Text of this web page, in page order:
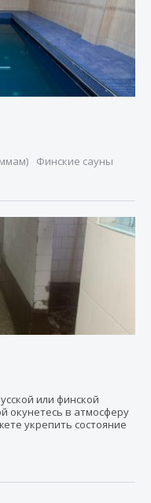
Финские сауны
или финской
окунетесь в атмосферу
укрепить состояние